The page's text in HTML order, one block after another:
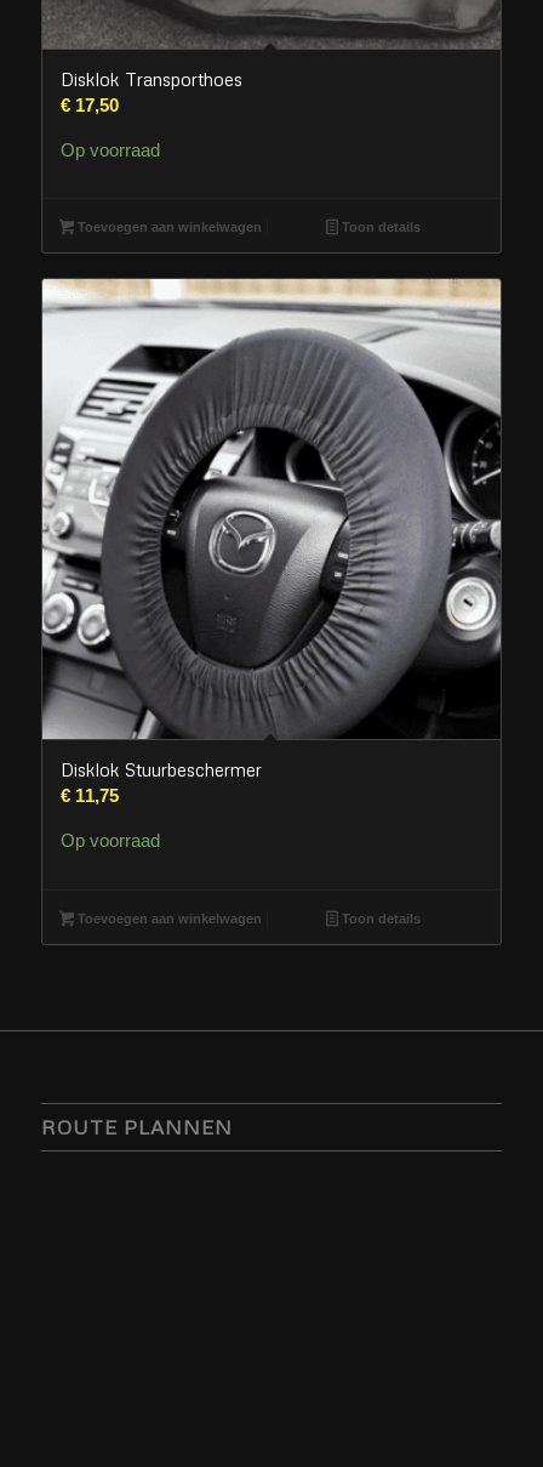
Disklok Transporthoes
€17,50
Op voorraad
Toevoegen aan winkelwagen Toon details
Disklok Stuurbeschermer
€11,75
Op voorraad
Toevoegen aan winkelwagen Toon details
ROUTE PLANNEN